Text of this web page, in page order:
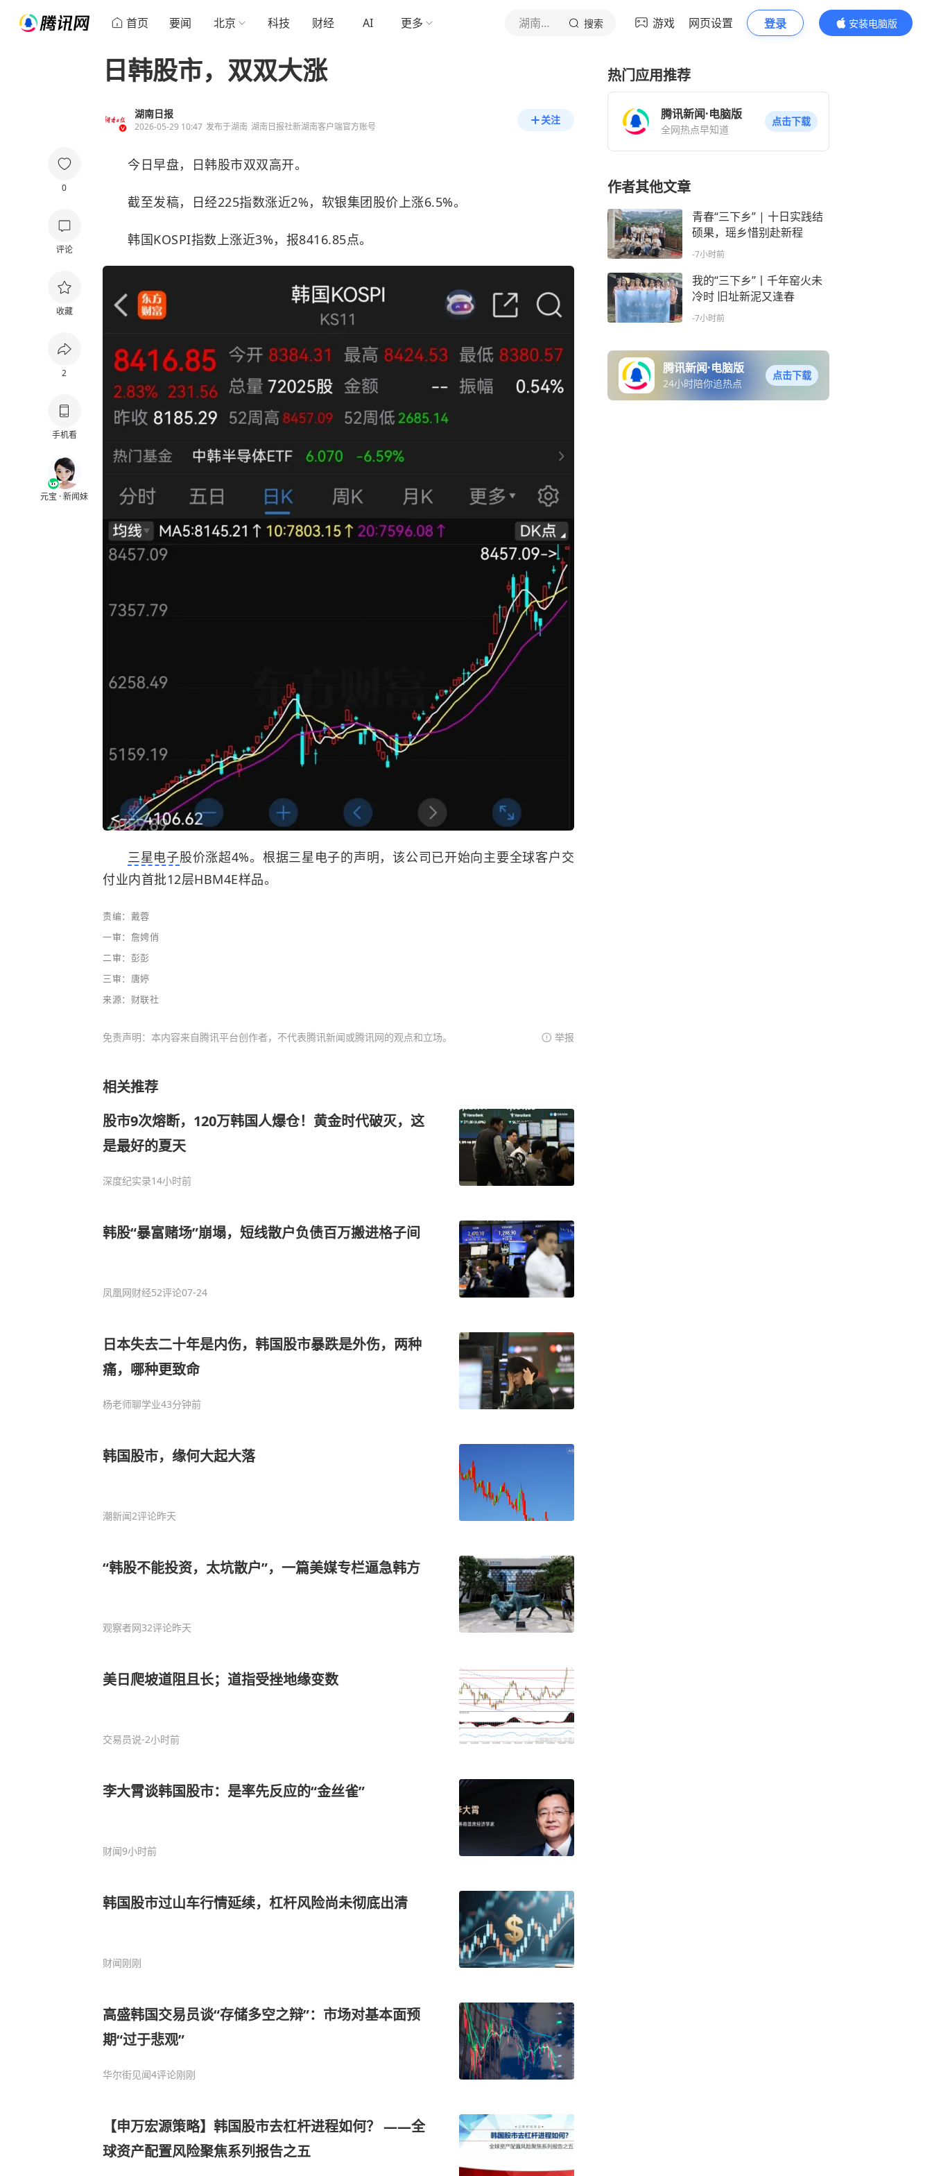
首页 要闻 北京 科技 财经 AI 更多 湖南日报 搜索 游戏 网页设置 登录
安装电脑版
内容更精彩
0
评论
收藏
2
手机看
元宝 · 新闻妹
日韩股市，双双大涨
湖南日报
2026-05-29 10:47 发布于湖南 湖南日报社新湖南客户端官方账号
关注
今日早盘，日韩股市双双高开。
截至发稿，日经225指数涨近2%，软银集团股价上涨6.5%。
韩国KOSPI指数上涨近3%，报8416.85点。
三星电子股价涨超4%。根据三星电子的声明，该公司已开始向主要全球客户交
付业内首批12层HBM4E样品。
责编：戴蓉
一审：詹娉俏
二审：彭彭
三审：唐婷
来源：财联社
免责声明：本内容来自腾讯平台创作者，不代表腾讯新闻或腾讯网的观点和立场。 举报
相关推荐
股市9次熔断，120万韩国人爆仓！黄金时代破灭，这
是最好的夏天
深度纪实录14小时前
韩股“暴富赌场”崩塌，短线散户负债百万搬进格子间
凤凰网财经52评论07-24
日本失去二十年是内伤，韩国股市暴跌是外伤，两种
痛，哪种更致命
杨老师聊学业43分钟前
韩国股市，缘何大起大落
潮新闻2评论昨天
“韩股不能投资，太坑散户”，一篇美媒专栏逼急韩方
观察者网32评论昨天
美日爬坡道阻且长；道指受挫地缘变数
交易员说-2小时前
李大霄谈韩国股市：是率先反应的“金丝雀”
财闻9小时前
韩国股市过山车行情延续，杠杆风险尚未彻底出清
财闻刚刚
高盛韩国交易员谈“存储多空之辩”：市场对基本面预
期“过于悲观”
华尔街见闻4评论刚刚
【申万宏源策略】韩国股市去杠杆进程如何？ ——全
球资产配置风险聚焦系列报告之五
热门应用推荐
腾讯新闻·电脑版
全网热点早知道
点击下载
作者其他文章
青春“三下乡” | 十日实践结
硕果，瑶乡惜别赴新程
-7小时前
我的“三下乡”丨千年窑火未
冷时 旧址新泥又逢春
-7小时前
腾讯新闻·电脑版
24小时陪你追热点
点击下载